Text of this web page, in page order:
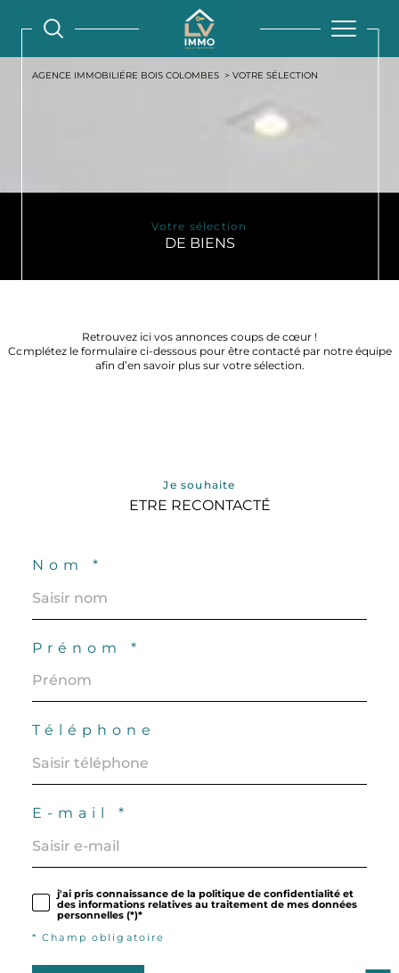
AGENCE IMMOBILIÉRE BOIS COLOMBES VOTRE SÉLECTION
Votre sélection
DE BIENS
Retrouvez ici vos annonces coups de cœur !
Complétez le formulaire ci-dessous pour être contacté par notre équipe
afin d’en savoir plus sur votre sélection.
Je souhaite
ETRE RECONTACTÉ
Nom *
Prénom *
Téléphone
E-mail *
j'ai pris connaissance de la politique de confidentialité et
des informations relatives au traitement de mes données
personnelles (*)*
* Champ obligatoire